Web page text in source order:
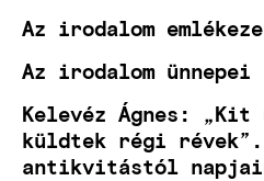
Az irodalom
Az irodalom ünnepei
Kelevéz Ágnes: „Kit
küldtek régi
antikvitástól